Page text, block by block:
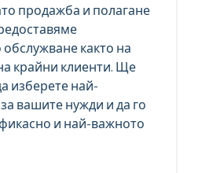
продажба и полагане
както на
крайни клиенти. Ще
изберете най-
вашите нужди и да го
и най-важното